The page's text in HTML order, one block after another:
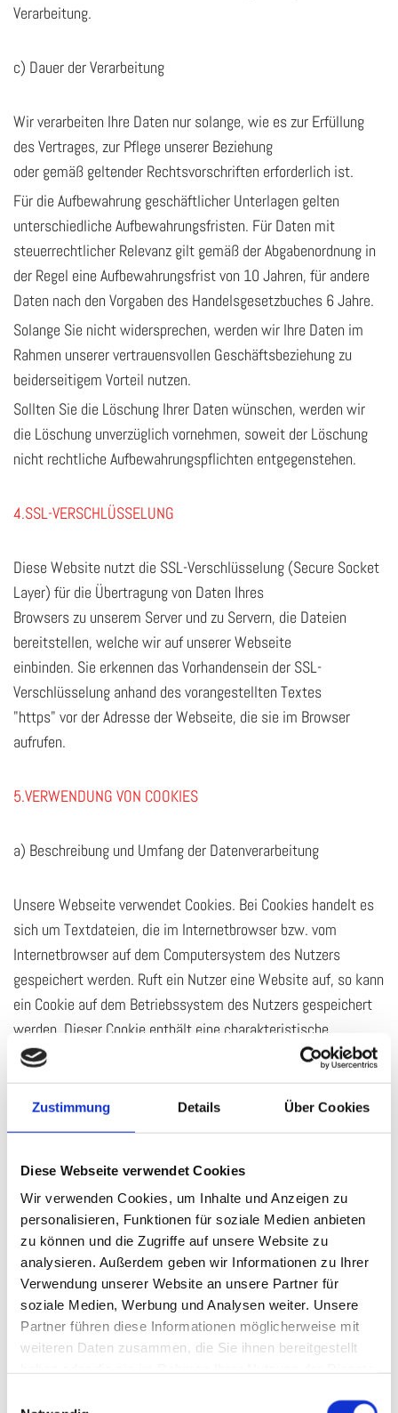
Zustimmung Details Über Cookies
Diese Webseite verwendet Cookies
Wir verwenden Cookies, um Inhalte und Anzeigen zu
personalisieren, Funktionen für soziale Medien anbieten
zu können und die Zugriffe auf unsere Website zu
analysieren. Außerdem geben wir Informationen zu Ihrer
Verwendung unserer Website an unsere Partner für
soziale Medien, Werbung und Analysen weiter. Unsere
Partner führen diese Informationen möglicherweise mit
weiteren Daten zusammen, die Sie ihnen bereitgestellt
Verarbeitung.
c) Dauer der Verarbeitung
Wir verarbeiten Ihre Daten nur solange, wie es zur Erfüllung
des Vertrages, zur Pflege unserer Beziehung
oder gemäß geltender Rechtsvorschriften erforderlich ist.
Für die Aufbewahrung geschäftlicher Unterlagen gelten
unterschiedliche Aufbewahrungsfristen. Für Daten mit
steuerrechtlicher Relevanz gilt gemäß der Abgabenordnung in
der Regel eine Aufbewahrungsfrist von 10 Jahren, für andere
Daten nach den Vorgaben des Handelsgesetzbuches 6 Jahre.
Solange Sie nicht widersprechen, werden wir Ihre Daten im
Rahmen unserer vertrauensvollen Geschäftsbeziehung zu
beiderseitigem Vorteil nutzen.
Sollten Sie die Löschung Ihrer Daten wünschen, werden wir
die Löschung unverzüglich vornehmen, soweit der Löschung
nicht rechtliche Aufbewahrungspflichten entgegenstehen.
4.SSL-VERSCHLÜSSELUNG
Diese Website nutzt die SSL-Verschlüsselung (Secure Socket
Layer) für die Übertragung von Daten Ihres
Browsers zu unserem Server und zu Servern, die Dateien
bereitstellen, welche wir auf unserer Webseite
einbinden. Sie erkennen das Vorhandensein der SSL-
Verschlüsselung anhand des vorangestellten Textes
"https" vor der Adresse der Webseite, die sie im Browser
aufrufen.
5.VERWENDUNG VON COOKIES
a) Beschreibung und Umfang der Datenverarbeitung
Unsere Webseite verwendet Cookies. Bei Cookies handelt es
sich um Textdateien, die im Internetbrowser bzw. vom
Internetbrowser auf dem Computersystem des Nutzers
gespeichert werden. Ruft ein Nutzer eine Website auf, so kann
ein Cookie auf dem Betriebssystem des Nutzers gespeichert
werden. Dieser Cookie enthält eine charakteristische
Zeichenfolge, die eine eindeutige Identifizierung des Browsers
beim erneuten Aufrufen der Website ermöglicht.
Wir setzen Cookies ein, um unsere Website nutzerfreundlicher
zu gestalten. Einige Elemente unserer Webseite erfordern es,
darüber hinaus Cookies, die eine Analyse des Surfverhaltens
der Nutzer ermöglichen.
Die auf diese Weise erhobenen Daten der Nutzer werden durch
technische Vorkehrungen pseudonymisiert. Daher ist eine
Zuordnung der Daten zum aufrufenden Nutzer nicht mehr
möglich. Die Daten werden nicht gemeinsam mit sonstigen